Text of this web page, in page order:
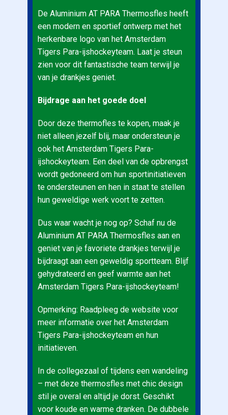
De Aluminium AT PARA Thermosfles heeft
een modern en sportief ontwerp met het
herkenbare logo van het Amsterdam
Tigers Para-ijshockeyteam. Laat je steun
zien voor dit fantastische team terwijl je
van je drankjes geniet.
Bijdrage aan het goede doel
Door deze thermofles te kopen, maak je
niet alleen jezelf blij, maar ondersteun je
ook het Amsterdam Tigers Para-
ijshockeyteam. Een deel van de opbrengst
wordt gedoneerd om hun sportinitiatieven
te ondersteunen en hen in staat te stellen
hun geweldige werk voort te zetten.
Dus waar wacht je nog op? Schaf nu de
Aluminium AT PARA Thermosfles aan en
geniet van je favoriete drankjes terwijl je
bijdraagt aan een geweldig sportteam. Blijf
gehydrateerd en geef warmte aan het
Amsterdam Tigers Para-ijshockeyteam!
Opmerking: Raadpleeg de website voor
meer informatie over het Amsterdam
Tigers Para-ijshockeyteam en hun
initiatieven.
In de collegezaal of tijdens een wandeling
– met deze thermosfles met chic design
stil je overal en altijd je dorst. Geschikt
voor koude en warme dranken. De dubbele